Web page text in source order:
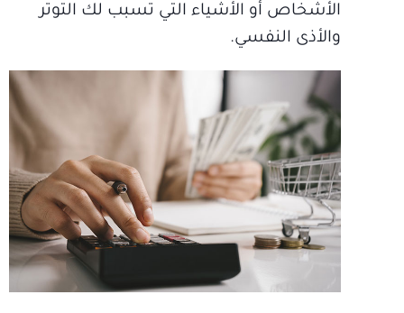
الأشخاص أو الأشياء التي تسبب لك التوتر
والأذى النفسي.